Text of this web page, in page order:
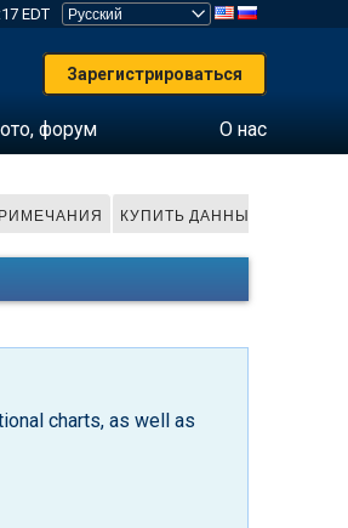
EDT
Зарегистрироваться
форум О нас
КУПИТЬ ДАННЫЕ
charts, as well as